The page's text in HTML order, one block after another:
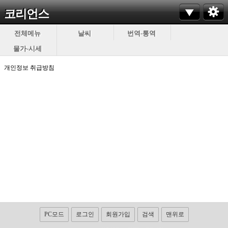
코리언스
전체메뉴 날씨
번역-통역
물가-시세
개인정보 취급방침
PC모드 로그인 회원가입 검색 맨위로